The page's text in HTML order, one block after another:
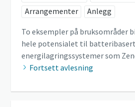
Arrangementer
Anlegg
To eksempler på bruksområder
hele potensialet til
energilagringssystemer som
Fortsett avlesning